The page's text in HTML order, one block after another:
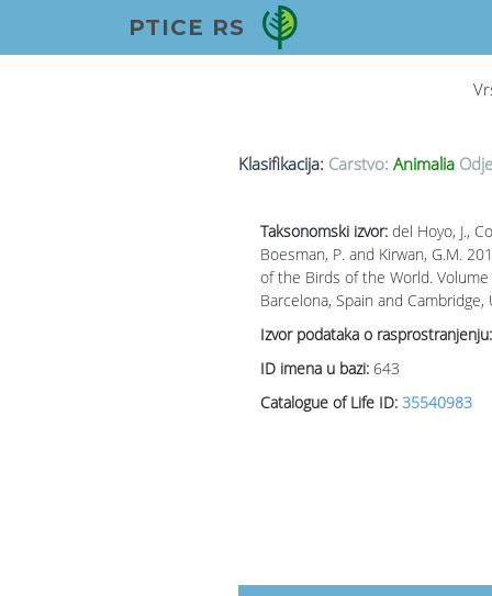
PTICE RS
Klasifikacija: Carstvo: Animalia
Taksonomski izvor: del Hoyo, J.,
Boesman, P. and Kirwan, G.M.
of the Birds of the World.
Barcelona, Spain and Cambridge,
Izvor podataka o rasprostranjenju:
ID imena u bazi: 643
Catalogue of Life ID: 35540983